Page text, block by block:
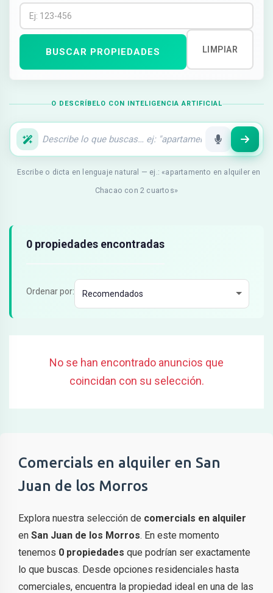
BUSCAR PROPIEDADES LIMPIAR
O DESCRÍBELO CON INTELIGENCIA ARTIFICIAL
Escribe o dicta en lenguaje natural — ej.: «apartamento en alquiler en
Chacao con 2 cuartos»
Resultados de búsqueda
0 propiedades encontradas
Ordenar por:
No se han encontrado anuncios que
coincidan con su selección.
Comercials en alquiler en San
Juan de los Morros
Explora nuestra selección de comercials en alquiler
en San Juan de los Morros. En este momento
tenemos 0 propiedades que podrían ser exactamente
lo que buscas. Desde opciones residenciales hasta
comerciales, encuentra la propiedad ideal en una de las